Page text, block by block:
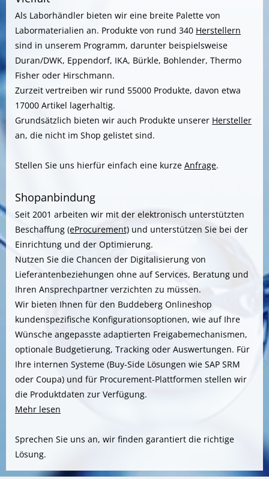
Als Laborhändler bieten wir eine breite Palette von
Labormaterialien an. Produkte von rund 340 Herstellern
sind in unserem Programm, darunter beispielsweise
Duran/DWK, Eppendorf, IKA, Bürkle, Bohlender, Thermo
Fisher oder Hirschmann.
Zurzeit vertreiben wir rund 55000 Produkte, davon etwa
17000 Artikel lagerhaltig.
Grundsätzlich bieten wir auch Produkte unserer Hersteller
an, die nicht im Shop gelistet sind.
Stellen Sie uns hierfür einfach eine kurze Anfrage.
Shopanbindung
Seit 2001 arbeiten wir mit der elektronisch unterstützten
Beschaffung (eProcurement) und unterstützen Sie bei der
Einrichtung und der Optimierung.
Nutzen Sie die Chancen der Digitalisierung von
Lieferantenbeziehungen ohne auf Services, Beratung und
Ihren Ansprechpartner verzichten zu müssen.
Wir bieten Ihnen für den Buddeberg Onlineshop
kundenspezifische Konfigurationsoptionen, wie auf Ihre
Wünsche angepasste adaptierten Freigabemechanismen,
optionale Budgetierung, Tracking oder Auswertungen. Für
Ihre internen Systeme (Buy-Side Lösungen wie SAP SRM
oder Coupa) und für Procurement-Plattformen stellen wir
die Produktdaten zur Verfügung.
Mehr lesen
Sprechen Sie uns an, wir finden garantiert die richtige
Lösung.